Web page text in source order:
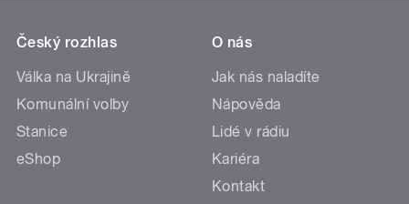
Český rozhlas
Válka na Ukrajině
Komunální volby
Stanice
eShop
O nás
Jak nás naladíte
Nápověda
Lidé v rádiu
Kariéra
Kontakt